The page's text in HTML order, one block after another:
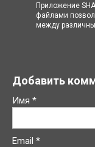
Приложение
файлами
между
Добавить
Имя *
Email *